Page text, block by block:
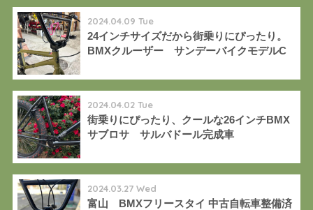
2024.04.09 Tue
24インチサイズだから街乗りにぴったり。
BMXクルーザー サンデーバイクモデルC
2024.04.02 Tue
街乗りにぴったり、クールな26インチBMX
サブロサ サルバドール完成車
2024.03.27 Wed
富山 BMXフリースタイ 中古自転車整備済